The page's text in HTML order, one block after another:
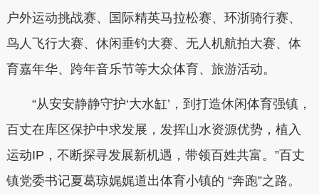
户外运动挑战赛、国际精英马拉松赛、环浙骑行赛、
鸟人飞行大赛、休闲垂钓大赛、无人机航拍大赛、体
育嘉年华、跨年音乐节等大众体育、旅游活动。
“从安安静静守护‘大水缸’，到打造休闲体育强镇，
百丈在库区保护中求发展，发挥山水资源优势，植入
运动IP，不断探寻发展新机遇，带领百姓共富。”百丈
镇党委书记夏葛琼娓娓道出体育小镇的 “奔跑”之路。